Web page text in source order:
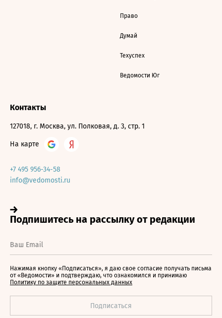
Право
Думай
Техуспех
Ведомости Юг
Контакты
127018, г. Москва, ул. Полковая, д. 3, стр. 1
На карте
+7 495 956-34-58
info@vedomosti.ru
Нажимая кнопку «Подписаться», я даю свое согласие получать письма
от «Ведомости» и подтверждаю, что ознакомился и принимаю
Политику по защите персональных данных